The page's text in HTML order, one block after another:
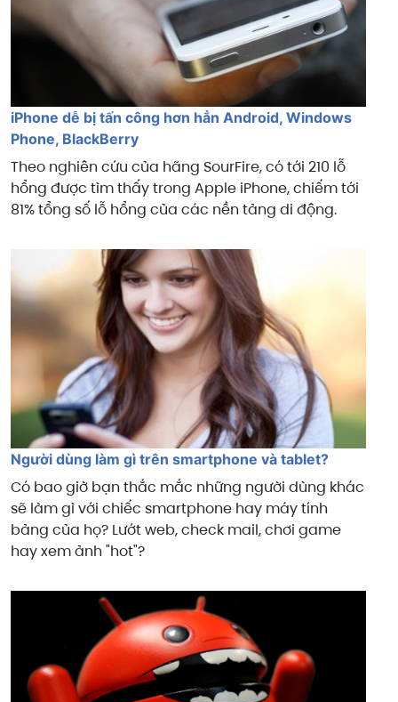
iPhone dễ bị tấn công hơn hẳn Android, Windows
Phone, BlackBerry
Theo nghiên cứu của hãng SourFire, có tới 210 lỗ
hổng được tìm thấy trong Apple iPhone, chiếm tới
81% tổng số lỗ hổng của các nền tảng di động.
Người dùng làm gì trên smartphone và tablet?
Có bao giờ bạn thắc mắc những người dùng khác
sẽ làm gì với chiếc smartphone hay máy tính
bảng của họ? Lướt web, check mail, chơi game
hay xem ảnh "hot"?